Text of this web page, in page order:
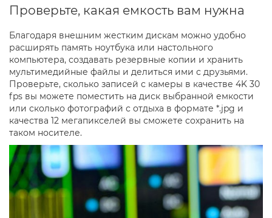
Проверьте, какая емкость вам нужна
Благодаря внешним жестким дискам можно удобно
расширять память ноутбука или настольного
компьютера, создавать резервные копии и хранить
мультимедийные файлы и делиться ими с друзьями.
Проверьте, сколько записей с камеры в качестве 4K 30
fps вы можете поместить на диск выбранной емкости
или сколько фотографий с отдыха в формате *.jpg и
качества 12 мегапикселей вы сможете сохранить на
таком носителе.